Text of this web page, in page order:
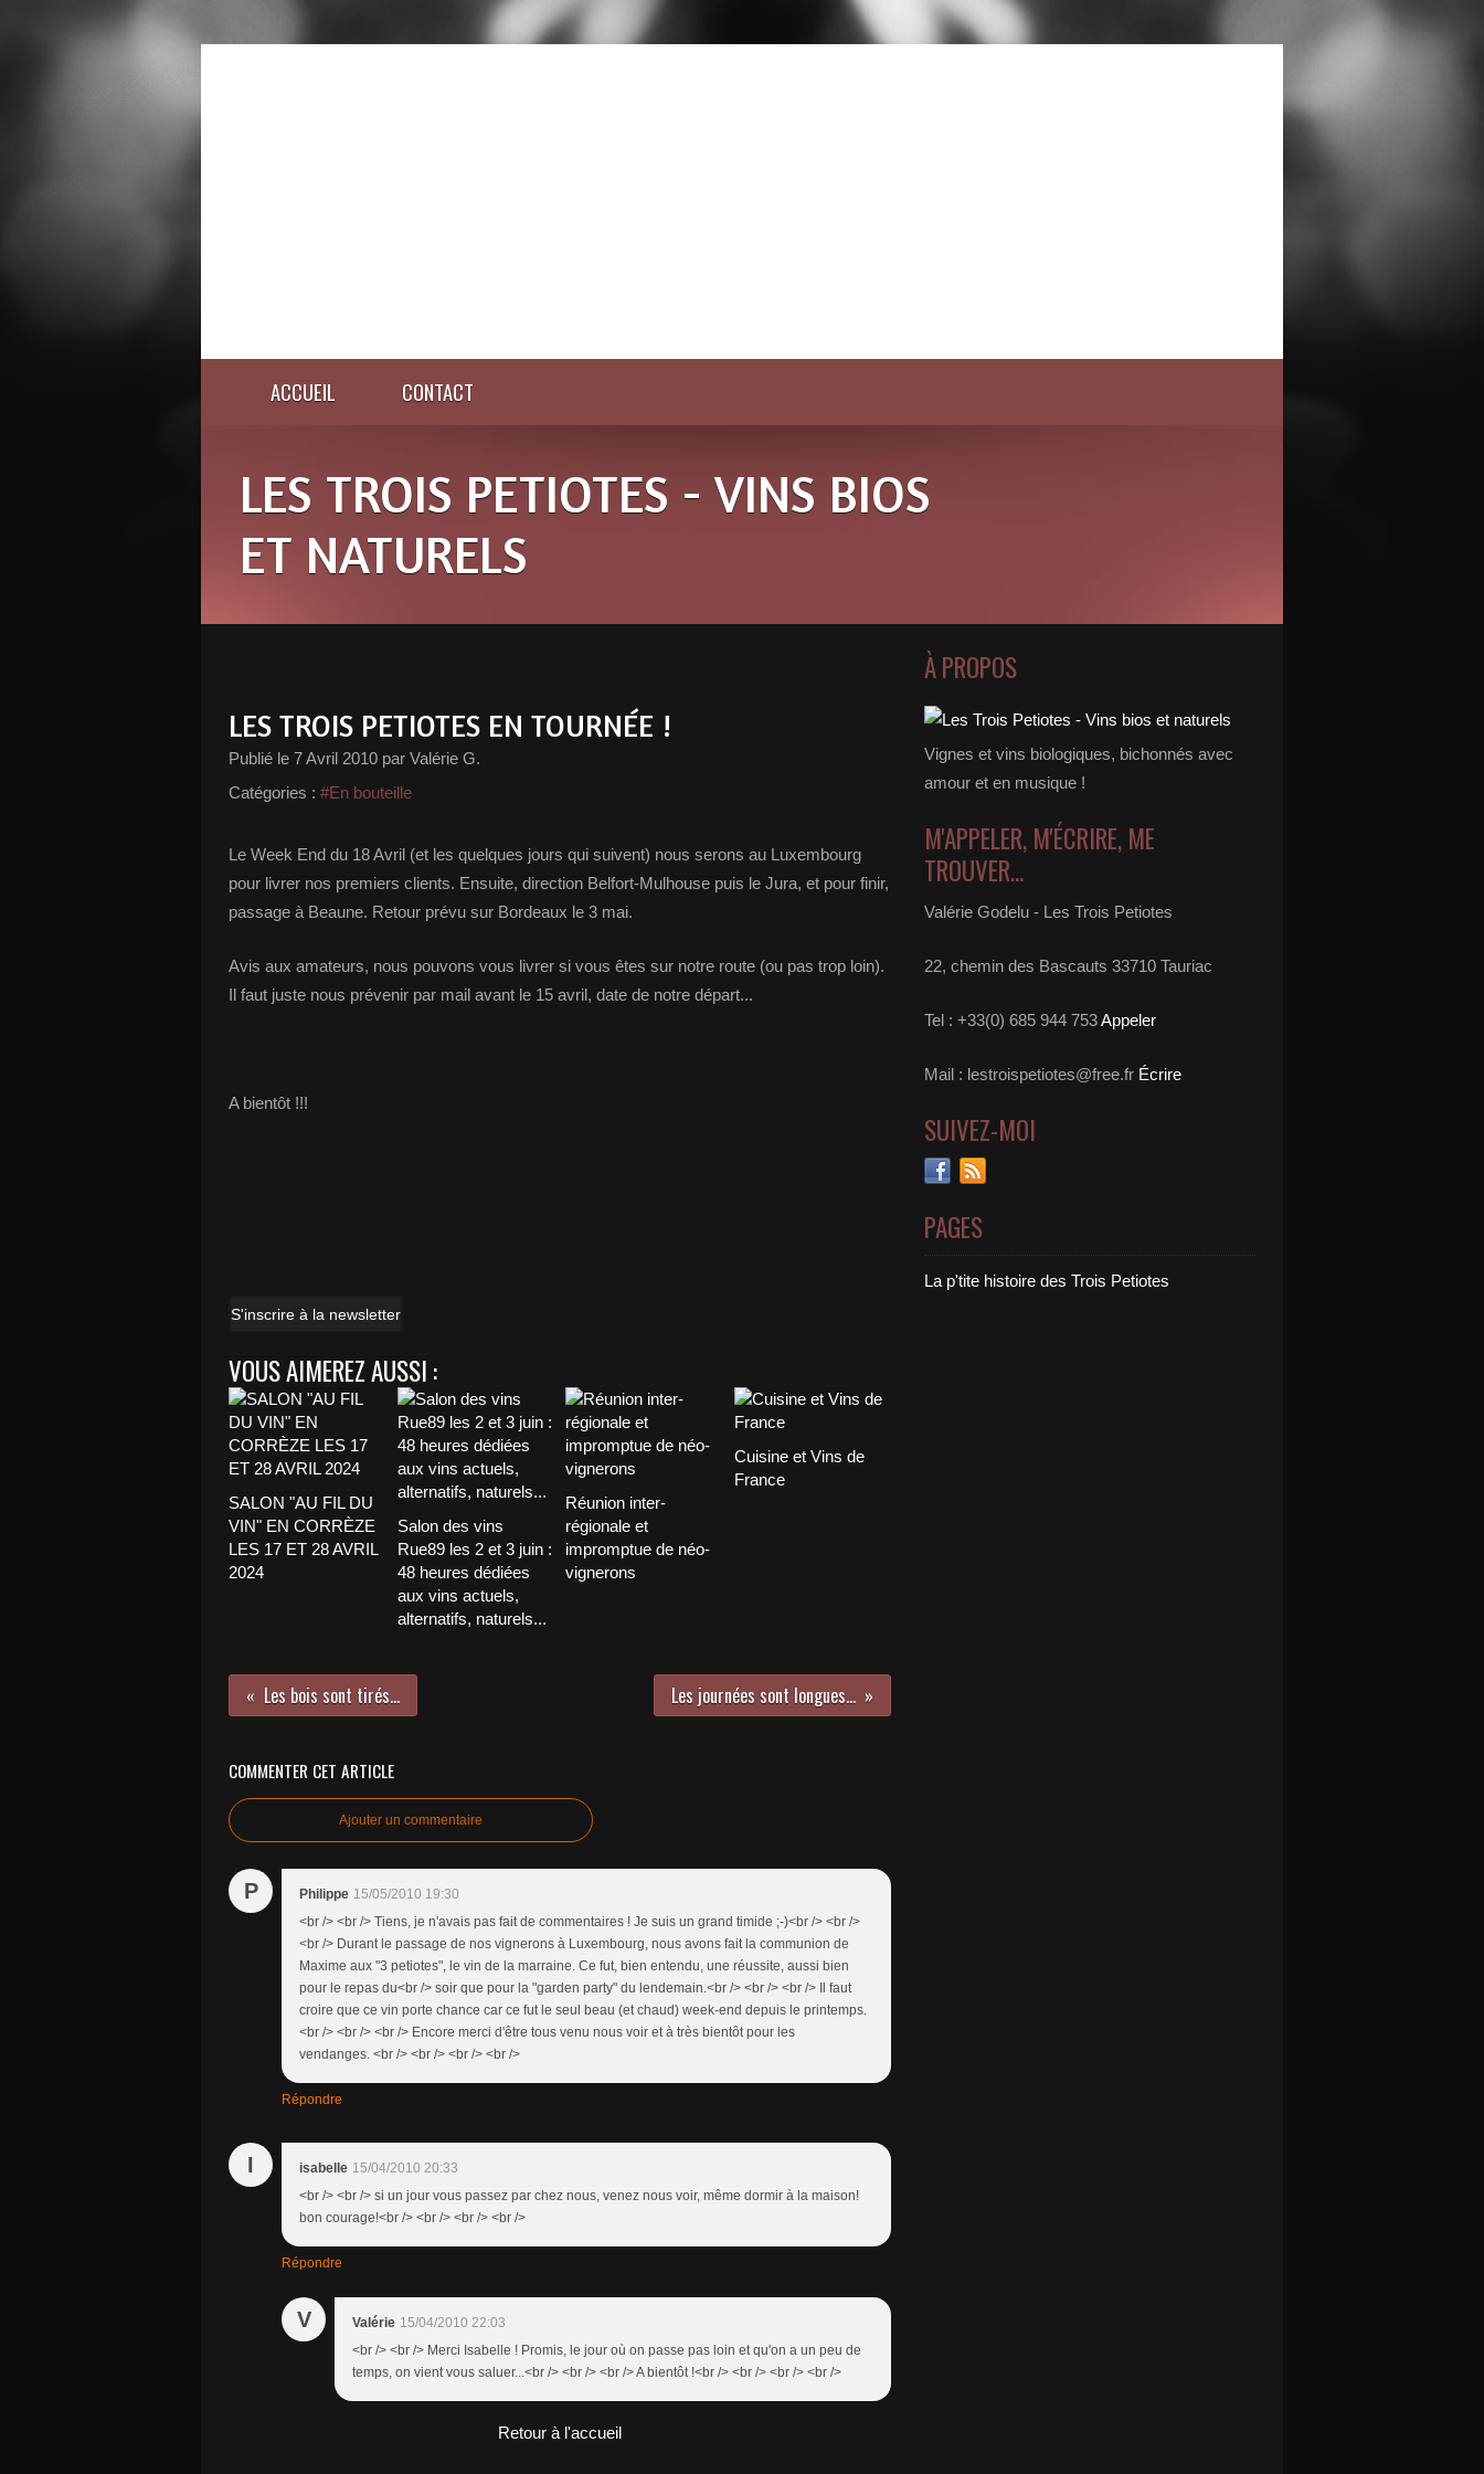
ACCUEIL CONTACT
LES TROIS PETIOTES - VINS BIOS
ET NATURELS
LES TROIS PETIOTES EN TOURNÉE !
Publié le 7 Avril 2010 par Valérie G.
Catégories : #En bouteille
Le Week End du 18 Avril (et les quelques jours qui suivent) nous serons au Luxembourg
pour livrer nos premiers clients. Ensuite, direction Belfort-Mulhouse puis le Jura, et pour finir,
passage à Beaune. Retour prévu sur Bordeaux le 3 mai.
Avis aux amateurs, nous pouvons vous livrer si vous êtes sur notre route (ou pas trop loin).
Il faut juste nous prévenir par mail avant le 15 avril, date de notre départ...
A bientôt !!!
S'inscrire à la newsletter
VOUS AIMEREZ AUSSI :
SALON "AU FIL DU
VIN" EN CORRÈZE
LES 17 ET 28 AVRIL
2024
Salon des vins
Rue89 les 2 et 3 juin :
48 heures dédiées
aux vins actuels,
alternatifs, naturels...
Réunion inter-
régionale et
impromptue de néo-
vignerons
Cuisine et Vins de
France
Les bois sont tirés... Les journées sont longues...
COMMENTER CET ARTICLE
Ajouter un commentaire
P Philippe 15/05/2010 19:30
<br /> <br /> Tiens, je n'avais pas fait de commentaires ! Je suis un grand timide ;-)<br /> <br />
<br /> Durant le passage de nos vignerons à Luxembourg, nous avons fait la communion de
Maxime aux "3 petiotes", le vin de la marraine. Ce fut, bien entendu, une réussite, aussi bien
pour le repas du<br /> soir que pour la "garden party" du lendemain.<br /> <br /> <br /> Il faut
croire que ce vin porte chance car ce fut le seul beau (et chaud) week-end depuis le printemps.
<br /> <br /> <br /> Encore merci d'être tous venu nous voir et à très bientôt pour les
vendanges. <br /> <br /> <br /> <br />
Répondre
I isabelle 15/04/2010 20:33
<br /> <br /> si un jour vous passez par chez nous, venez nous voir, même dormir à la maison!
bon courage!<br /> <br /> <br /> <br />
Répondre
V Valérie 15/04/2010 22:03
<br /> <br /> Merci Isabelle ! Promis, le jour où on passe pas loin et qu'on a un peu de
temps, on vient vous saluer...<br /> <br /> <br /> A bientôt !<br /> <br /> <br /> <br />
Retour à l'accueil
À PROPOS
Vignes et vins biologiques, bichonnés avec
amour et en musique !
M'APPELER, M'ÉCRIRE, ME
TROUVER...
Valérie Godelu - Les Trois Petiotes
22, chemin des Bascauts 33710 Tauriac
Tel : +33(0) 685 944 753Appeler
Mail : lestroispetiotes@free.fr Écrire
SUIVEZ-MOI
PAGES
La p'tite histoire des Trois Petiotes